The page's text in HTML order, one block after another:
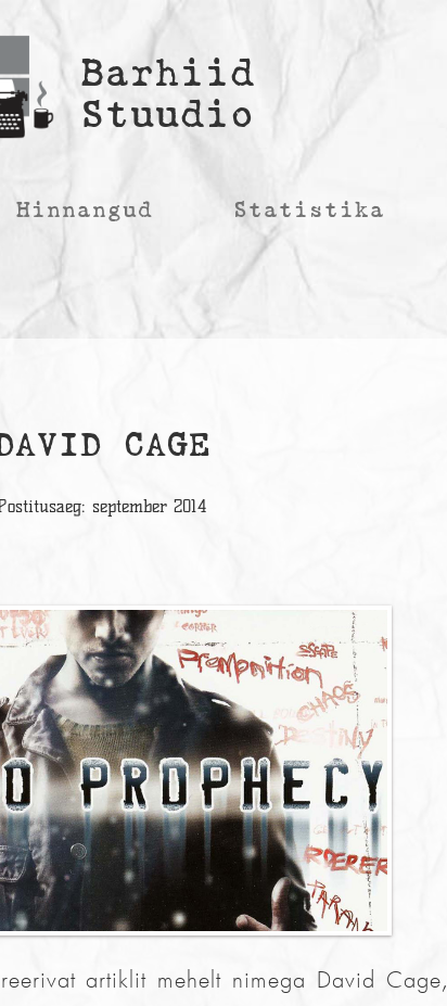
Barhiid
Stuudio
Hinnangud Statistika
CAGE
september 2014
artiklit mehelt nimega David Cage,